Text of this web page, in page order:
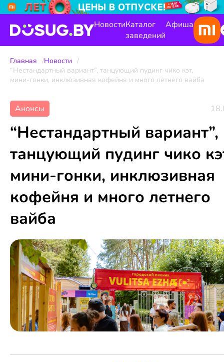
НовостиКаталог
заведений
Афиша
Главная
Новости
“Нестандартный вариант”, танцующий пудинг чико кэт,
мини-гонки, инклюзивная кофейня и много летнего вайба
Анонсы
“Нестандартный вариант”,
танцующий пудинг чико
мини-гонки, инклюзивная
кофейня и много летнего
вайба